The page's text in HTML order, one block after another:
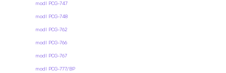
modl PCG-747
modl PCG-748
modl PCG-762
modl PCG-766
modl PCG-767
modl PCG-777/BP